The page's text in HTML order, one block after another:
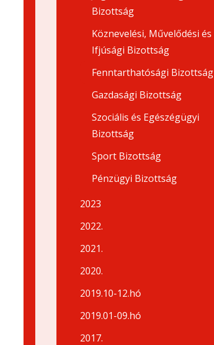
Bizottság
Köznevelési, Művelődési és
Ifjúsági Bizottság
Fenntarthatósági Bizottság
Gazdasági Bizottság
Szociális és Egészégügyi
Bizottság
Sport Bizottság
Pénzügyi Bizottság
2023
2022.
2021.
2020.
2019.10-12.hó
2019.01-09.hó
2017.